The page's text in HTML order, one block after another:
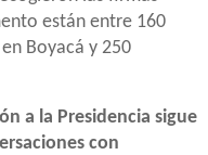
están entre 160
Boyacá y 250
a la Presidencia sigue
con